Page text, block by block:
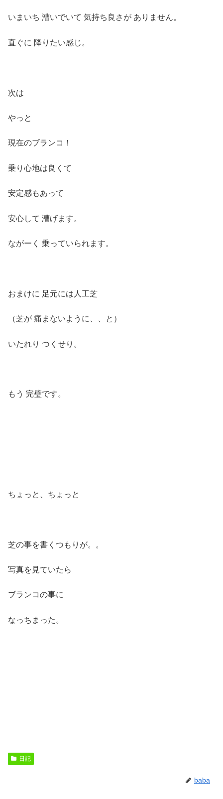
いまいち 漕いでいて 気持ち良さが ありません。
直ぐに 降りたい感じ。
次は
やっと
現在のブランコ！
乗り心地は良くて
安定感もあって
安心して 漕げます。
ながーく 乗っていられます。
おまけに 足元には人工芝
（芝が 痛まないように、、と）
いたれり つくせり。
もう 完璧です。
ちょっと、ちょっと
芝の事を書くつもりが。。
写真を見ていたら
ブランコの事に
なっちまった。
日記
baba